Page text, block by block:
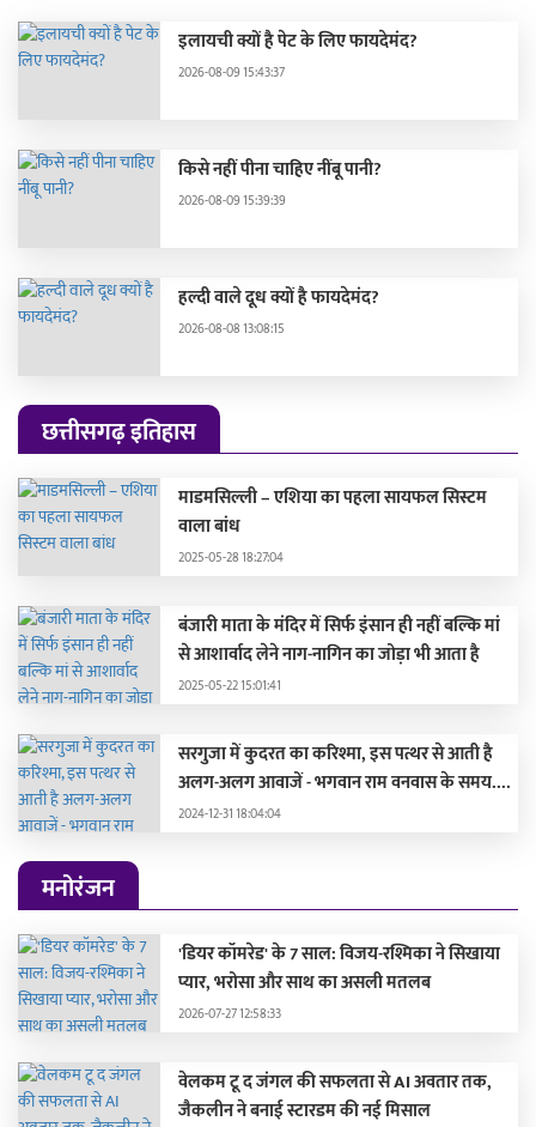
इलायची क्यों है पेट के लिए फायदेमंद?
2026-08-09 15:43:37
किसे नहीं पीना चाहिए नींबू पानी?
2026-08-09 15:39:39
हल्दी वाले दूध क्यों है फायदेमंद?
2026-08-08 13:08:15
छत्तीसगढ़ इतिहास
माडमसिल्ली – एशिया का पहला सायफल सिस्टम
वाला बांध
2025-05-28 18:27:04
बंजारी माता के मंदिर में सिर्फ इंसान ही नहीं बल्कि मां
से आशार्वाद लेने नाग-नागिन का जोड़ा भी आता है
2025-05-22 15:01:41
सरगुजा में कुदरत का करिश्मा, इस पत्थर से आती है
अलग-अलग आवाजें - भगवान राम वनवास के समय....
2024-12-31 18:04:04
मनोरंजन
'डियर कॉमरेड' के 7 साल: विजय-रश्मिका ने सिखाया
प्यार, भरोसा और साथ का असली मतलब
2026-07-27 12:58:33
वेलकम टू द जंगल की सफलता से AI अवतार तक,
जैकलीन ने बनाई स्टारडम की नई मिसाल